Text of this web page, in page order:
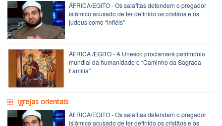
ÁFRICA/EGITO - Os salafitas defendem o pregador
islâmico acusado de ter definido os cristãos e os
judeus como “infiéis”
ÁFRICA /EGITO - A Unesco proclamará património
mundial da humanidade o “Caminho da Sagrada
Família”
igrejas orientais
ÁFRICA/EGITO - Os salafitas defendem o pregador
islâmico acusado de ter definido os cristãos e os